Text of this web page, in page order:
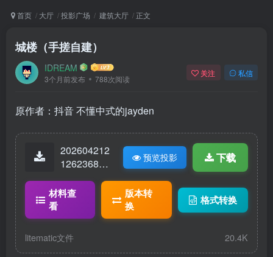
首页 大厅 投影广场 建筑大厅 正文
城楼（手搓自建）
IDREAM
3个月前发布 788次阅读
关注 私信
原作者：抖音 不懂中式的jayden
202604212
12623684-
ic
预览投影 下载
材料查
看
版本转
换
格式转换
litematic文件 20.4K